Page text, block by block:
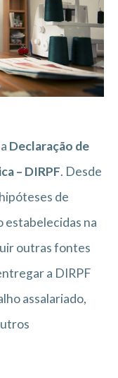
Declaração de
– DIRPF. Desde
de
na
outras fontes
a DIRPF
assalariado,